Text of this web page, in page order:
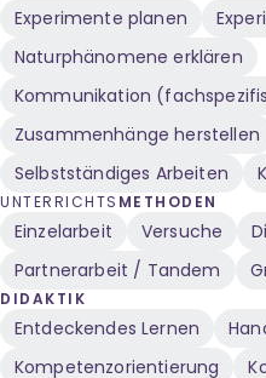
Experimente planen
Naturphänomene erklären
Kommunikation
Zusammenhänge herstellen
Selbstständiges Arbeiten
UNTERRICHTS METHODEN
Einzelarbeit Versuche
Partnerarbeit / Tandem
DIDAKTIK
Entdeckendes Lernen
Kompetenzorientierung